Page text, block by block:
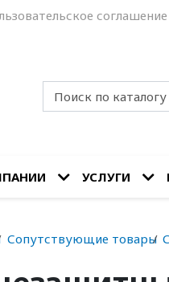
соглашение
УСЛУГИ
Сопутствующие товары